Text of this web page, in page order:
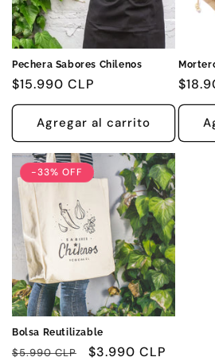
Pechera Sabores Chilenos
Precio
habitual
$15.990 CLP
Agregar al carrito
-33% OFF
Bolsa Reutilizable
Precio
$5.990 CLP
Precio
$3.990 CLP